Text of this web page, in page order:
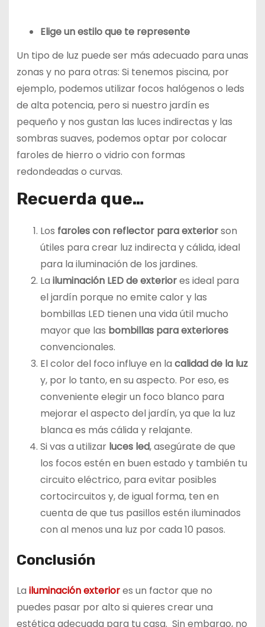
Elige un estilo que te represente
Un tipo de luz puede ser más adecuado para unas
zonas y no para otras: Si tenemos piscina, por
ejemplo, podemos utilizar focos halógenos o leds
de alta potencia, pero si nuestro jardín es
pequeño y nos gustan las luces indirectas y las
sombras suaves, podemos optar por colocar
faroles de hierro o vidrio con formas
redondeadas o curvas.
Recuerda que…
Los faroles con reflector para exteriorson
útiles para crear luz indirecta y cálida, ideal
para la iluminación de los jardines.
La iluminación LED de exteriores ideal para
el jardín porque no emite calor y las
bombillas LED tienen una vida útil mucho
mayor que las bombillas para exteriores
convencionales.
El color del foco influye en la calidad de la luz
y, por lo tanto, en su aspecto. Por eso, es
conveniente elegir un foco blanco para
mejorar el aspecto del jardín, ya que la luz
blanca es más cálida y relajante.
Si vas a utilizar luces led, asegúrate de que
los focos estén en buen estado y también tu
circuito eléctrico, para evitar posibles
cortocircuitos y, de igual forma, ten en
cuenta de que tus pasillos estén iluminados
con al menos una luz por cada 10 pasos.
Conclusión
La iluminación exteriores un factor que no
puedes pasar por alto si quieres crear una
estética adecuada para tu casa. Sin embargo, no